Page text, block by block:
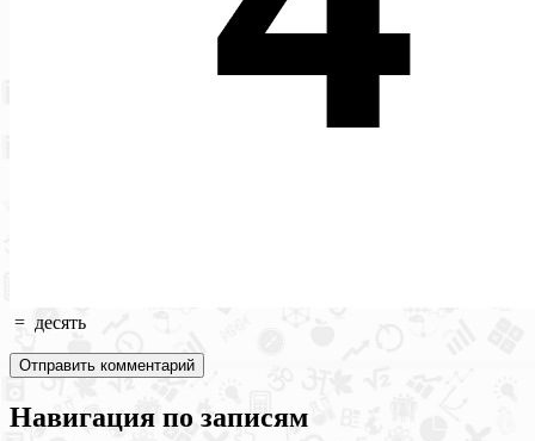
= десять
Навигация по записям